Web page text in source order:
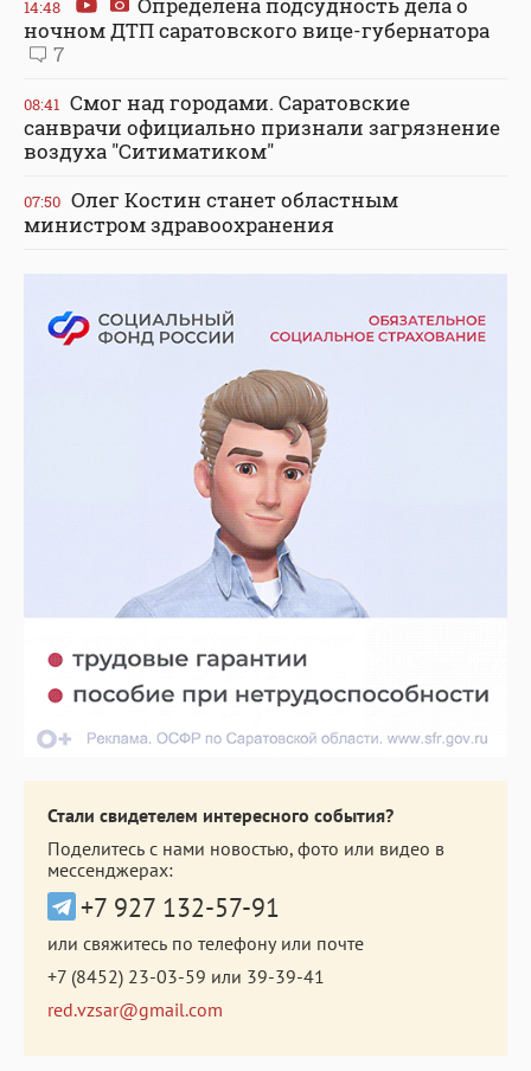
14:48
ночном ДТП саратовского вице-губернатора
7
08:41 Смог над городами. Саратовские
санврачи официально признали загрязнение
воздуха "Ситиматиком"
07:50 Олег Костин станет областным
министром здравоохранения
Стали свидетелем интересного события?
Поделитесь с нами новостью, фото или видео в
мессенджерах:
+7 927 132-57-91
или свяжитесь по телефону или почте
+7 (8452) 23-03-59 или 39-39-41
red.vzsar@gmail.com